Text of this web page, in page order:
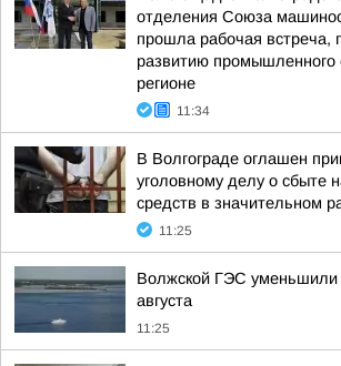
отделения Союза
прошла рабочая встреча,
развитию промышленного
регионе
11:34
В Волгограде оглашен
уголовному делу о сбыте
средств в значительном
11:25
Волжской ГЭС уменьшили
августа
11:25